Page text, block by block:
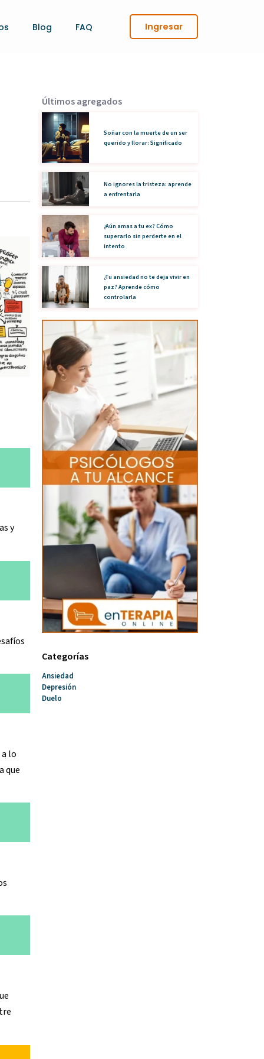
Blog FAQ Ingresar
y
lo
que
Últimos agregados
Soñar con la muerte de un ser
querido y llorar: Significado
No ignores la tristeza: aprende
a enfrentarla
¿Aún amas a tu ex? Cómo
superarlo sin perderte en el
intento
¿Tu ansiedad no te deja vivir en
paz? Aprende cómo
controlarla
Categorías
Ansiedad
Depresión
Duelo